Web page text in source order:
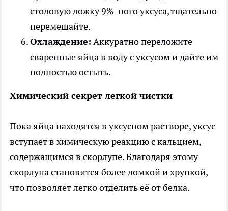
столовую ложку 9%-ного уксуса, тщательно
перемешайте.
Охлаждение: Аккуратно переложите
сваренные яйца в воду с уксусом и дайте им
полностью остыть.
Химический секрет легкой чистки
Пока яйца находятся в уксусном растворе, уксус
вступает в химическую реакцию с кальцием,
содержащимся в скорлупе. Благодаря этому
скорлупа становится более ломкой и хрупкой,
что позволяет легко отделить её от белка.